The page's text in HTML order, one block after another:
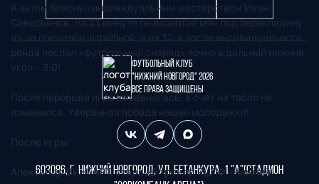
А затем блеснул индивидуальным мастерством Иван
Северьянов. На 23 минуте он вколотил мяч под перекладину
из-за пределов штрафной, а на 32-й после индивидуального
рейда послал «футбольный снаряд» точно в дальний нижний
угол – 3:0!
После перерыва игра выравнялась, а счет на табло не
изменился. Уверенная победа нашей молодежки!
После игры
Александр ВИНГАРТ, старший тренер РЦПФ «Нижний
Футбольный клуб
"Нижний Новгород" 2026
Все права защищены
603086, г. Нижний Новгород, ул. Бетанкура, 1 "А"(стадион